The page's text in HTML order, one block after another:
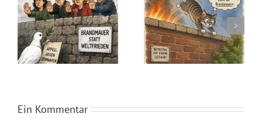
Ein Kommentar